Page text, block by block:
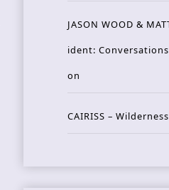
JASON WOOD &
ident: Conversations
on
CAIRISS – Wilderness